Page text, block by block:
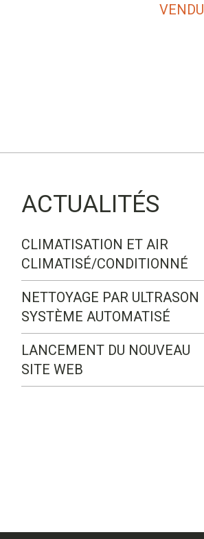
VENDU
ACTUALITÉS
CLIMATISATION ET AIR
CLIMATISÉ/CONDITIONNÉ
NETTOYAGE PAR ULTRASON
SYSTÈME AUTOMATISÉ
LANCEMENT DU NOUVEAU
SITE WEB